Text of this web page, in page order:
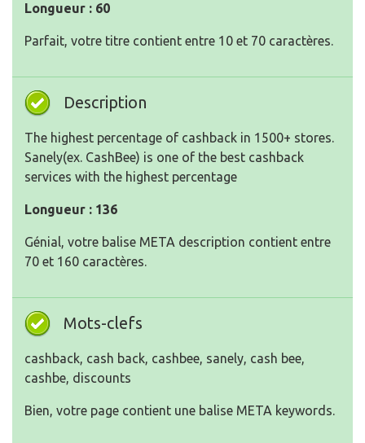
Longueur : 60
Parfait, votre titre contient entre 10 et 70 caractères.
Description
The highest percentage of cashback in 1500+ stores.
Sanely(ex. CashBee) is one of the best cashback
services with the highest percentage
Longueur : 136
Génial, votre balise META description contient entre
70 et 160 caractères.
Mots-clefs
cashback, cash back, cashbee, sanely, cash bee,
cashbe, discounts
Bien, votre page contient une balise META keywords.